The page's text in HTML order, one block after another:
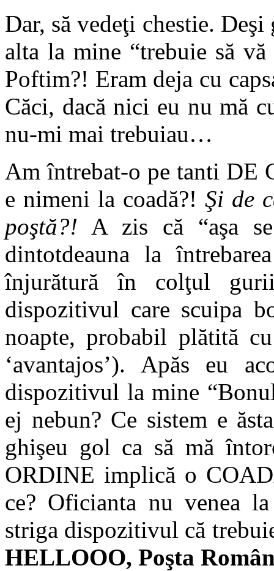
Dar, să vedeţi chestie.
alta la mine “trebuie să
Poftim?! Eram deja cu
Căci, dacă nici eu nu mă
nu-mi mai trebuiau…
Am întrebat-o pe tanti DE
e nimeni la coadă?! Şi de
poştă?! A zis că “aşa
dintotdeauna la
înjurătură în colţul
dispozitivul care scuipa
noapte, probabil plătită
‘avantajos’). Apăs eu
dispozitivul la mine
ej nebun? Ce sistem e
ghişeu gol ca să mă
ORDINE implică o
ce? Oficianta nu venea
striga dispozitivul că
HELLOOO, Poşta